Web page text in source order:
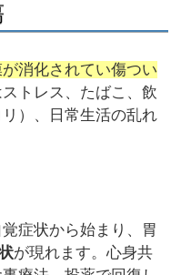
消化されてい傷つい
トレス、たばこ、飲
）、日常生活の乱れ
症状から始まり、胃
が現れます。心身共